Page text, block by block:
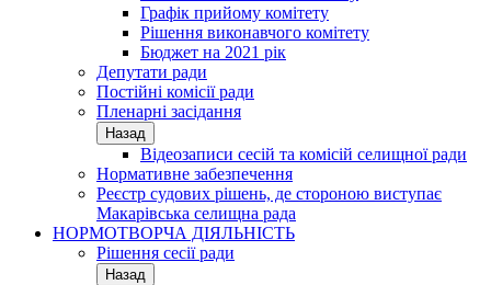
Графік прийому комітету
Рішення виконавчого комітету
Бюджет на 2021 рік
Депутати ради
Постійні комісії ради
Пленарні засідання
Назад
Відеозаписи сесій та комісій селищної ради
Нормативне забезпечення
Реєстр судових рішень, де стороною виступає
Макарівська селищна рада
НОРМОТВОРЧА ДІЯЛЬНІСТЬ
Рішення сесії ради
Назад